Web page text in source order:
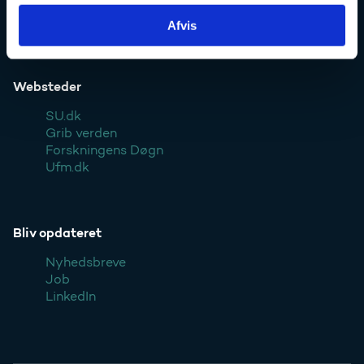
Afvis
Pressekontakt
Websteder
SU.dk
Grib verden
Forskningens Døgn
Ufm.dk
Bliv opdateret
Nyhedsbreve
Job
LinkedIn